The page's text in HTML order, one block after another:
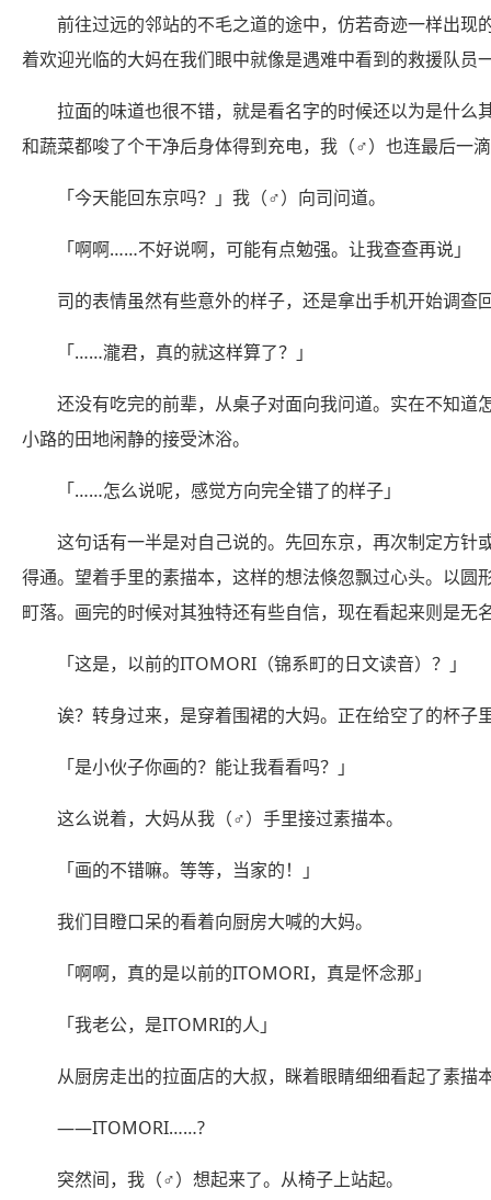
前往过远的邻站的不毛之道的途中，仿若奇迹一样出
着欢迎光临的大妈在我们眼中就像是遇难中看到的救援队员
拉面的味道也很不错，就是看名字的时候还以为是什
和蔬菜都唆了个干净后身体得到充电，我（♂）也连最后一
「今天能回东京吗？」我（♂）向司问道。
「啊啊……不好说啊，可能有点勉强。让我查查再说」
司的表情虽然有些意外的样子，还是拿出手机开始调
「……瀧君，真的就这样算了？」
还没有吃完的前辈，从桌子对面向我问道。实在不知
小路的田地闲静的接受沐浴。
「……怎么说呢，感觉方向完全错了的样子」
这句话有一半是对自己说的。先回东京，再次制定方
得通。望着手里的素描本，这样的想法倏忽飘过心头。以
町落。画完的时候对其独特还有些自信，现在看起来则是无
「这是，以前的ITOMORI（锦系町的日文读音）？」
诶？转身过来，是穿着围裙的大妈。正在给空了的杯子
「是小伙子你画的？能让我看看吗？」
这么说着，大妈从我（♂）手里接过素描本。
「画的不错嘛。等等，当家的！」
我们目瞪口呆的看着向厨房大喊的大妈。
「啊啊，真的是以前的ITOMORI，真是怀念那」
「我老公，是ITOMRI的人」
从厨房走出的拉面店的大叔，眯着眼睛细细看起了素描
——ITOMORI……?
突然间，我（♂）想起来了。从椅子上站起。